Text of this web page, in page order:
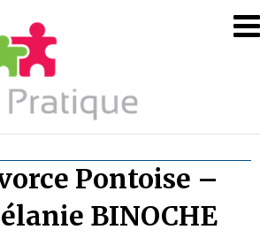
blog
des
utiles
sur
Pontoise –
BINOCHE